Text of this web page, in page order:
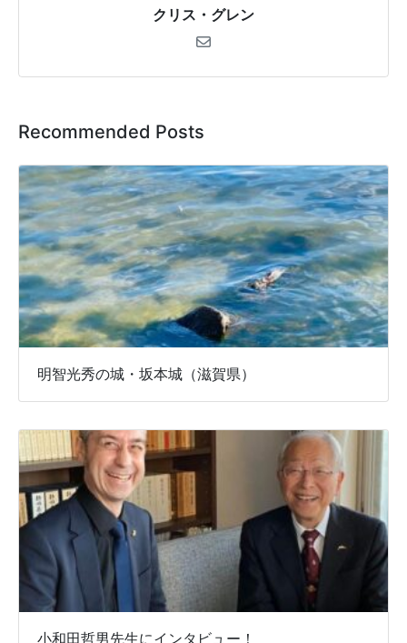
クリス・グレン
Recommended Posts
明智光秀の城・坂本城（滋賀県）
小和田哲男先生にインタビュー！